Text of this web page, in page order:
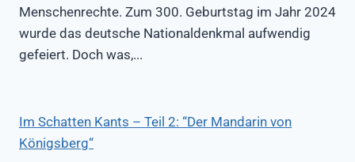
Menschenrechte. Zum 300. Geburtstag im Jahr 2024
wurde das deutsche Nationaldenkmal aufwendig
gefeiert. Doch was,...
Im Schatten Kants – Teil 2: “Der Mandarin von
Königsberg“